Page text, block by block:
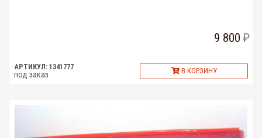
9 800
АРТИКУЛ: 1341777
под заказ В КОРЗИНУ